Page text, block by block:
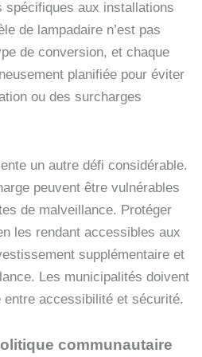
spécifiques aux installations
de lampadaire n’est pas
de conversion, et chaque
planifiée pour éviter
ou des surcharges
un autre défi considérable.
peuvent être vulnérables
de malveillance. Protéger
les rendant accessibles aux
supplémentaire et
Les municipalités doivent
accessibilité et sécurité.
communautaire